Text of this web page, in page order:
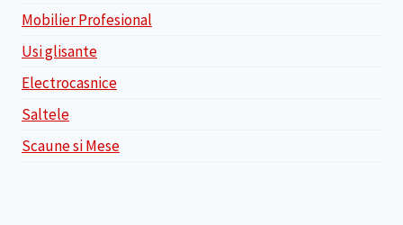
Mobilier Profesional
Usi glisante
Electrocasnice
Saltele
Scaune si Mese